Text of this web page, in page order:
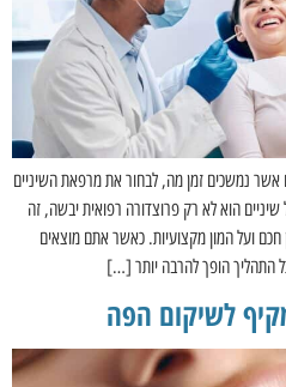
אשר נמשכים זמן מה, לבחור את מרפאת השיניים
הוא לא רק פרוצדורה רפואית יבשה, זה
ועל המון מקצועיות. כאשר אתם מוצאים
הופך להרבה יותר […]
לשיקום הפה